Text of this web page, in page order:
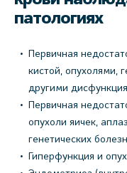
патологиях
Первичная
кистой, опухолями,
другими
Первичная
опухоли яичек,
генетических
Гиперфункция и